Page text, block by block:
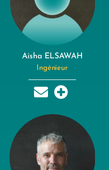
Aisha ELSAWAH
Ingénieur